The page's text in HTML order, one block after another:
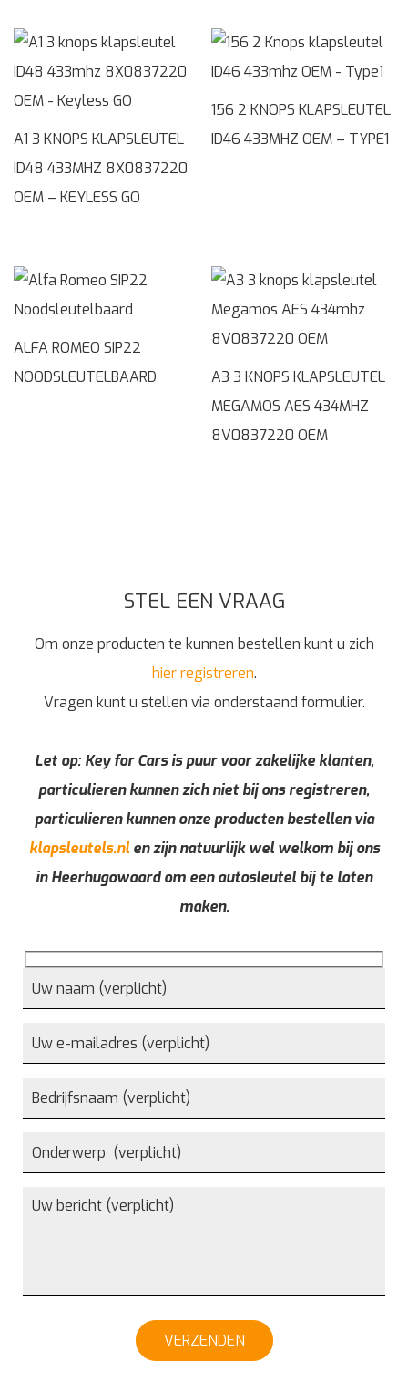
A1 3 KNOPS KLAPSLEUTEL
ID48 433MHZ 8X0837220
OEM – KEYLESS GO
156 2 KNOPS KLAPSLEUTEL
ID46 433MHZ OEM – TYPE1
ALFA ROMEO SIP22
NOODSLEUTELBAARD
A3 3 KNOPS KLAPSLEUTEL
MEGAMOS AES 434MHZ
8V0837220 OEM
STEL EEN VRAAG
Om onze producten te kunnen bestellen kunt u zich
hier registreren.
Vragen kunt u stellen via onderstaand formulier.
Let op: Key for Cars is puur voor zakelijke klanten,
particulieren kunnen zich niet bij ons registreren,
particulieren kunnen onze producten bestellen via
klapsleutels.nlen zijn natuurlijk wel welkom bij ons
in Heerhugowaard om een autosleutel bij te laten
maken.
VERZENDEN